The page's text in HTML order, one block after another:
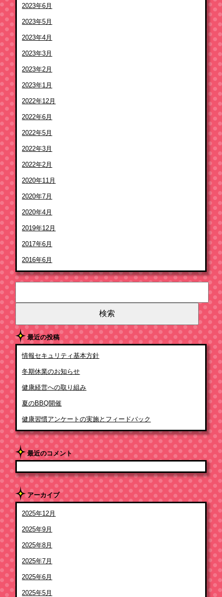
2023年6月
2023年5月
2023年4月
2023年3月
2023年2月
2023年1月
2022年12月
2022年6月
2022年5月
2022年3月
2022年2月
2020年11月
2020年7月
2020年4月
2019年12月
2017年6月
2016年6月
検
索:
最近の投稿
情報セキュリティ基本方針
冬期休業のお知らせ
健康経営への取り組み
夏のBBQ開催
健康習慣アンケートの実施とフィードバック
最近のコメント
アーカイブ
2025年12月
2025年9月
2025年8月
2025年7月
2025年6月
2025年5月